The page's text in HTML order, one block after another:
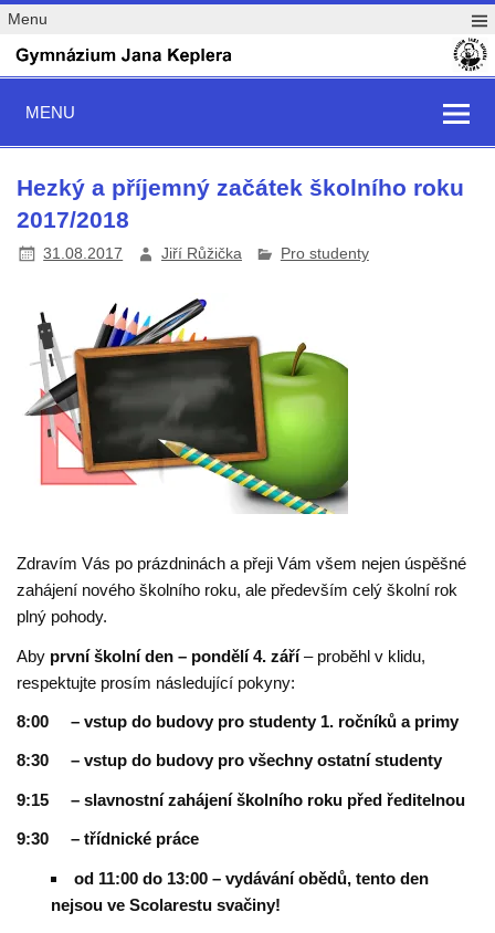
Menu
MENU
Hezký a příjemný začátek školního roku
2017/2018
31.08.2017 Jiří Růžička Pro studenty
Zdravím Vás po prázdninách a přeji Vám všem nejen úspěšné
zahájení nového školního roku, ale především celý školní rok
plný pohody.
Aby první školní den – pondělí 4. září– proběhl v klidu,
respektujte prosím následující pokyny:
8:00 – vstup do budovy pro studenty 1. ročníků a primy
8:30 – vstup do budovy pro všechny ostatní studenty
9:15 – slavnostní zahájení školního roku před ředitelnou
9:30 – třídnické práce
od 11:00 do 13:00 – vydávání obědů, tento den
nejsou ve Scolarestu svačiny!